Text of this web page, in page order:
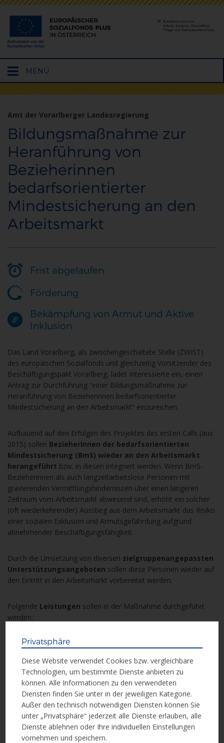
Hauptmenü
öffnen
MENÜ
Amt der Vorarlberger Landesregierung
Bildungsmaßnahme zur
Heranführung von
Bezieherinnen
bedarfsorientierter
Mindestsicherung an den
Arbeitsmarkt
Frist abgelaufen
Förderung
Bekämpfung von Armut und Aktive
Inklusion
Das Land Vorarlberg, als zwischengeschaltete Stelle (ZWIST)
des europäischen Sozialfonds und gleichzeitig Vorsitzender des
Beschäftigungspakt Vorarlberg, ladet Interessierte ein, einen
Antrag zur Durchführung “einer Bildungsmaßnahme zur
Heranführung von Bezieherinnen bedarfsorientierter
Mindestsicherung an den Arbeitsmarkt” einzureichen.
Aufbauend auf den Erfolgen des Projektes des ersten Calls (aus
2015) sollen BezieherInnen der bedarfsorientierten
Mindestsicherung (BmS) wieder an den Arbeitsmarkt
herangeführt bzw. in diesen integriert werden. Wenn BmS-
Bezieherinnen als auch langzeitarbeitslose Personen mit
gravierenden Vermittlungshindernissen über einen längeren
Zeitraum vom Arbeitsmarkt abwesend sind, erhöht ein solcher
(oft wiederkehrender) Ausstieg aus dem Arbeitsmarkt das Risiko
einer sozialen Exklusion und Armutsgefährdung aufgrund
abnehmender Beschäftigungsfähigkeit.
Durch die Umsetzung von diversen zielgruppenangepassten
Unterstützungsangeboten sollen diese Personen wieder auf
den Eintritt in den Arbeitsmarkt vorbereitet werden.
Folgende Leistungen sollen in der Maßnahme durchgeführt
werden:
Vermittlungshemmnissen in Kooperation mit anderen
Betreuungseinrichtungen);
* Aus- und Weiterbildung (Einleitung von
Qualifizierungsmaßnahmen);
* aktive Arbeitssuche (Bewerbungstrainings)
* Arbeitstrainings zum Aufbau von Arbeitshaltungen
* Nachbetreuung der TN
Förderzeitraum:01.01.2018 – 31.12.2020
Privatsphäre
Diese Website verwendet Cookies bzw. vergleichbare
Technologien, um bestimmte Dienste anbieten zu
können. Alle Informationen zu den verwendeten
Diensten finden Sie unter in der jeweiligen Kategorie.
Außer den technisch notwendigen Diensten können Sie
unter „Privatsphäre“ jederzeit alle Dienste erlauben, alle
Dienste ablehnen oder Ihre individuellen Einstellungen
vornehmen und speichern.